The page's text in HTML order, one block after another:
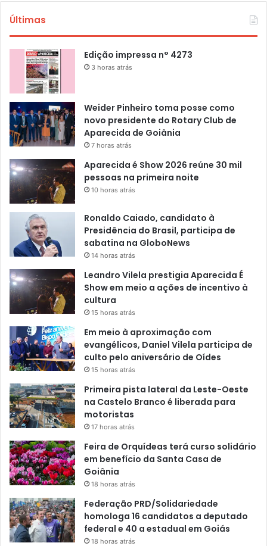
Últimas
Edição impressa n° 4273
3 horas atrás
Weider Pinheiro toma posse como
novo presidente do Rotary Club de
Aparecida de Goiânia
7 horas atrás
Aparecida é Show 2026 reúne 30 mil
pessoas na primeira noite
10 horas atrás
Ronaldo Caiado, candidato à
Presidência do Brasil, participa de
sabatina na GloboNews
14 horas atrás
Leandro Vilela prestigia Aparecida É
Show em meio a ações de incentivo à
cultura
15 horas atrás
Em meio à aproximação com
evangélicos, Daniel Vilela participa de
culto pelo aniversário de Oídes
15 horas atrás
Primeira pista lateral da Leste-Oeste
na Castelo Branco é liberada para
motoristas
17 horas atrás
Feira de Orquídeas terá curso solidário
em benefício da Santa Casa de
Goiânia
18 horas atrás
Federação PRD/Solidariedade
homologa 16 candidatos a deputado
federal e 40 a estadual em Goiás
18 horas atrás